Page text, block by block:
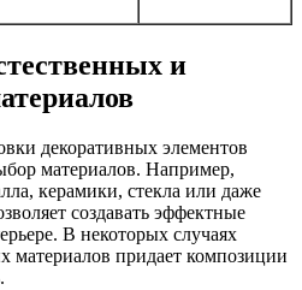
и
декоративных элементов
материалов. Например,
керамики, стекла или даже
создавать эффектные
В некоторых случаях
материалов придает композиции